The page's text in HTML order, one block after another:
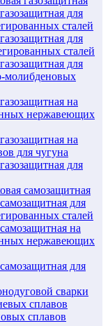
для
сталей
для
сталей
для
молибденовых
на
нержавеющих
на
для чугуна
для
самозащитная
для
сталей
на
нержавеющих
для
сварки
сплавов
сплавов